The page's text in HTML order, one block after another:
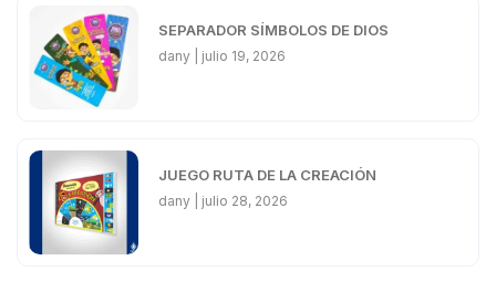
SEPARADOR SÍMBOLOS DE DIOS
dany julio 19, 2026
JUEGO RUTA DE LA CREACIÓN
dany julio 28, 2026